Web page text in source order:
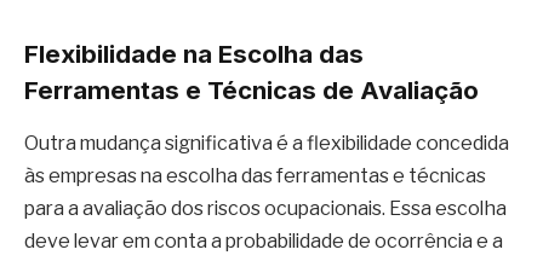
Flexibilidade na Escolha das
Ferramentas e Técnicas de Avaliação
Outra mudança significativa é a flexibilidade concedida
às empresas na escolha das ferramentas e técnicas
para a avaliação dos riscos ocupacionais. Essa escolha
deve levar em conta a probabilidade de ocorrência e a